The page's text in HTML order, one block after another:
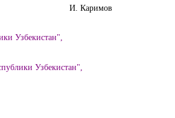
И. Каримов
Узбекистан",
Узбекистан",